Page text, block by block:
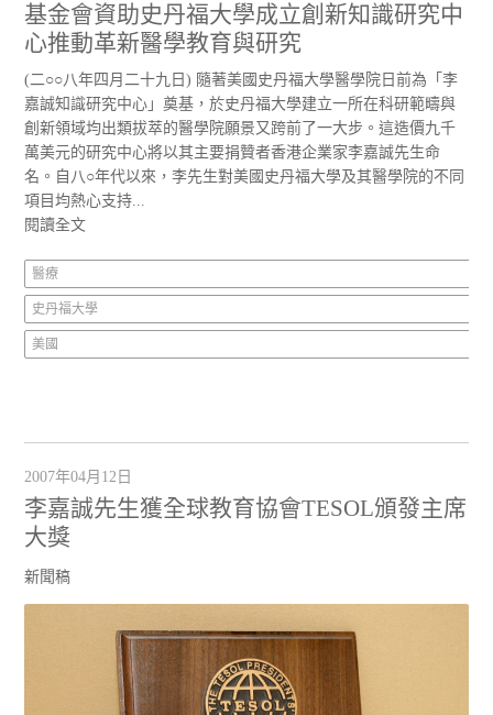
基金會資助史丹福大學成立創新知識研究中
心推動革新醫學教育與研究
(二○○八年四月二十九日) 隨著美國史丹福大學醫學院日前為「李
嘉誠知識研究中心」奠基，於史丹福大學建立一所在科研範疇與
創新領域均出類拔萃的醫學院願景又跨前了一大步。這造價九千
萬美元的研究中心將以其主要捐贊者香港企業家李嘉誠先生命
名。自八○年代以來，李先生對美國史丹福大學及其醫學院的不同
項目均熱心支持...
閱讀全文
醫療
史丹福大學
美國
2007年04月12日
李嘉誠先生獲全球教育協會TESOL頒發主席
大獎
新聞稿